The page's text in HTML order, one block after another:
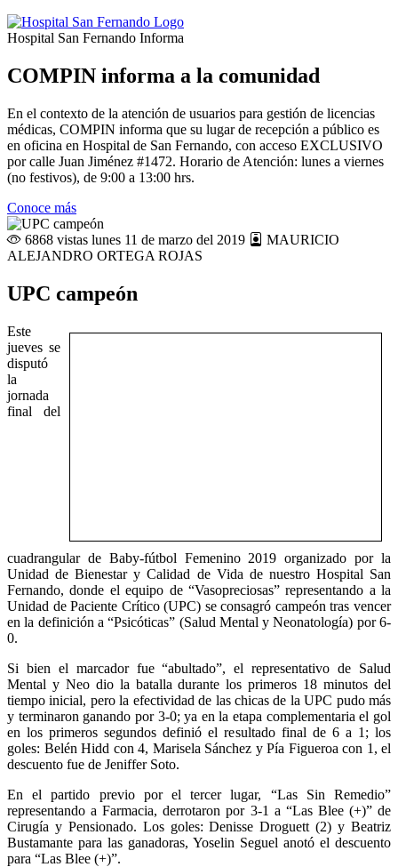
Hospital San Fernando Informa
COMPIN informa a la comunidad
En el contexto de la atención de usuarios para gestión de licencias
médicas, COMPIN informa que su lugar de recepción a público es
en oficina en Hospital de San Fernando, con acceso EXCLUSIVO
por calle Juan Jiménez #1472. Horario de Atención: lunes a viernes
(no festivos), de 9:00 a 13:00 hrs.
Conoce más
6868 vistas lunes 11 de marzo del 2019
MAURICIO
ALEJANDRO ORTEGA ROJAS
UPC campeón
Este
jueves se
disputó
la
jornada
final del
cuadrangular de Baby-fútbol Femenino 2019 organizado por la
Unidad de Bienestar y Calidad de Vida de nuestro Hospital San
Fernando, donde el equipo de “Vasopreciosas” representando a la
Unidad de Paciente Crítico (UPC) se consagró campeón tras vencer
en la definición a “Psicóticas” (Salud Mental y Neonatología) por 6-
0.
Si bien el marcador fue “abultado”, el representativo de Salud
Mental y Neo dio la batalla durante los primeros 18 minutos del
tiempo inicial, pero la efectividad de las chicas de la UPC pudo más
y terminaron ganando por 3-0; ya en la etapa complementaria el gol
en los primeros segundos definió el resultado final de 6 a 1; los
goles: Belén Hidd con 4, Marisela Sánchez y Pía Figueroa con 1, el
descuento fue de Jeniffer Soto.
En el partido previo por el tercer lugar, “Las Sin Remedio”
representando a Farmacia, derrotaron por 3-1 a “Las Blee (+)” de
Cirugía y Pensionado. Los goles: Denisse Droguett (2) y Beatriz
Bustamante para las ganadoras, Yoselin Seguel anotó el descuento
para “Las Blee (+)”.